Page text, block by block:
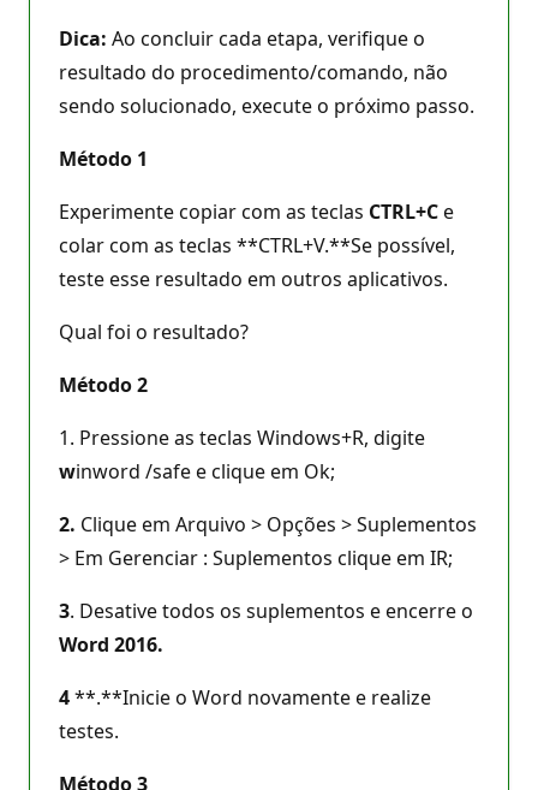
Dica: Ao concluir cada etapa, verifique o
resultado do procedimento/comando, não
sendo solucionado, execute o próximo passo.
Método 1
Experimente copiar com as teclas CTRL+Ce
colar com as teclas **CTRL+V.**Se possível,
teste esse resultado em outros aplicativos.
Qual foi o resultado?
Método 2
1. Pressione as teclas Windows+R, digite
winword /safe e clique em Ok;
2. Clique em Arquivo > Opções > Suplementos
> Em Gerenciar : Suplementos clique em IR;
3. Desative todos os suplementos e encerre o
Word 2016.
4**.**Inicie o Word novamente e realize
testes.
Método 3